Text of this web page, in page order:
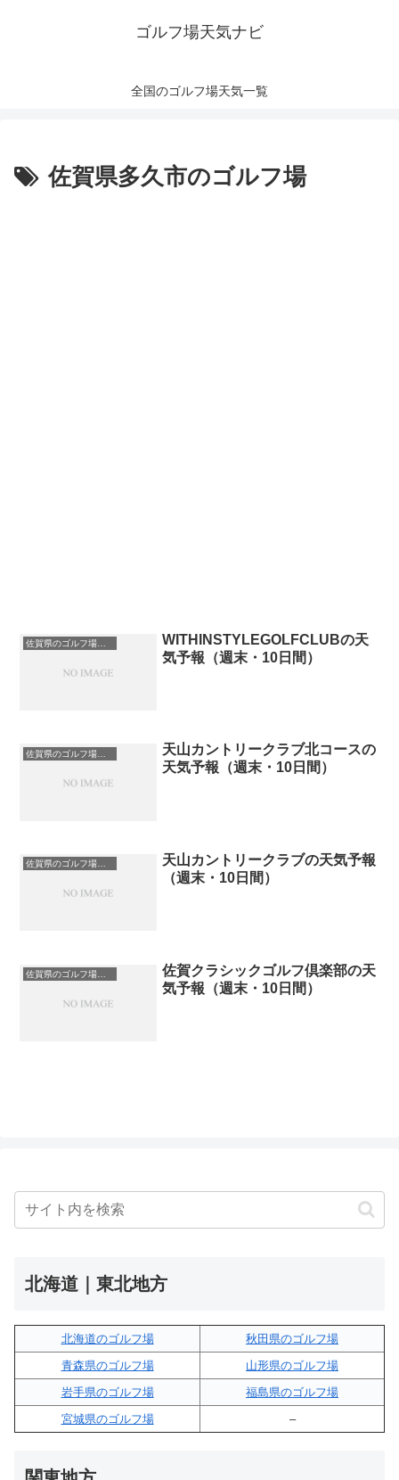
ゴルフ場天気ナビ
全国のゴルフ場天気一覧
佐賀県多久市のゴルフ場
佐賀県のゴルフ場一覧｜距離が長い・広いゴルフ場ランキング
WITHINSTYLEGOLFCLUBの天
気予報（週末・10日間）
佐賀県のゴルフ場一覧｜距離が長い・広いゴルフ場ランキング
天山カントリークラブ北コースの
天気予報（週末・10日間）
佐賀県のゴルフ場一覧｜距離が長い・広いゴルフ場ランキング
天山カントリークラブの天気予報
（週末・10日間）
佐賀県のゴルフ場一覧｜距離が長い・広いゴルフ場ランキング
佐賀クラシックゴルフ倶楽部の天
気予報（週末・10日間）
北海道｜東北地方
北海道のゴルフ場
秋田県のゴルフ場
青森県のゴルフ場
山形県のゴルフ場
岩手県のゴルフ場
福島県のゴルフ場
宮城県のゴルフ場
–